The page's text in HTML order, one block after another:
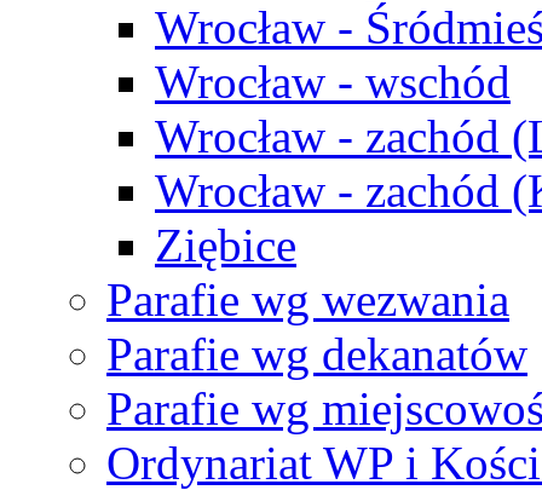
Wrocław -
Wrocław - wschód
Wrocław - zachód
Wrocław - zachód
Ziębice
Parafie wg wezwania
Parafie wg dekanatów
Parafie wg
Ordynariat WP i